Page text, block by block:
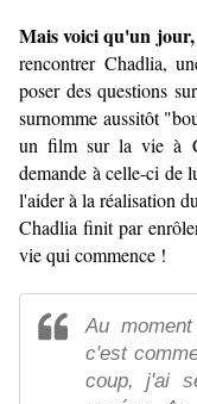
Mais voici qu'un jour,
rencontrer Chadlia,
poser des questions
surnomme aussitôt
un film sur la vie à
demande à celle-ci de
l'aider à la réalisation
Chadlia finit par
vie qui commence !
Au
c'est
coup, j'ai